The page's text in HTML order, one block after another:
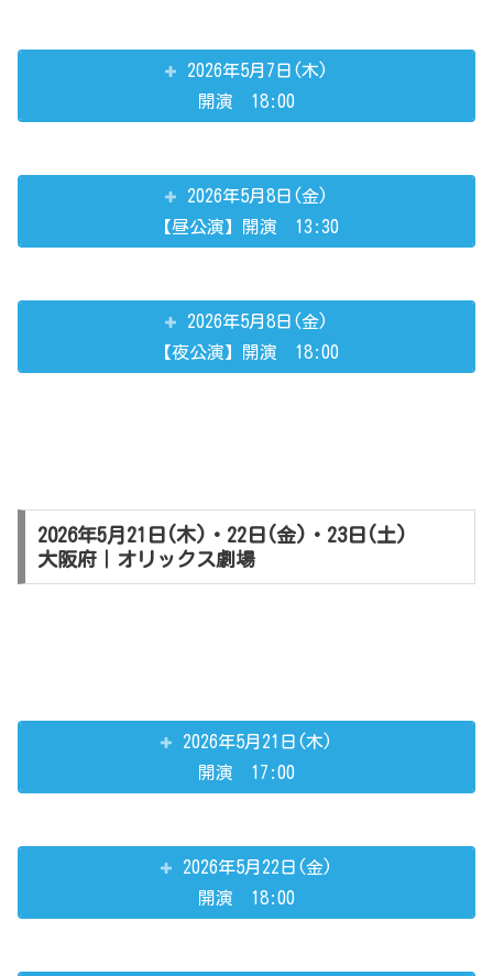
2026年5月7日(木)
開演 18:00
2026年5月8日(金)
【昼公演】開演 13:30
2026年5月8日(金)
【夜公演】開演 18:00
2026年5月21日(木)・22日(金)・23日(土)
大阪府｜オリックス劇場
2026年5月21日(木)
開演 17:00
2026年5月22日(金)
開演 18:00